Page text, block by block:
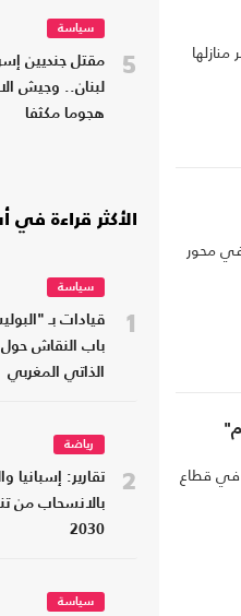
محور
في قطاع
5
سياسة
مقتل جنديين
لبنان.. وجيش
هجوما مكثفا
الأكثر قراءة في
1
سياسة
قيادات بـ
باب النقاش حول
الذاتي المغربي
2
رياضة
تقارير: إسبانيا
بالانسحاب من
2030
سياسة